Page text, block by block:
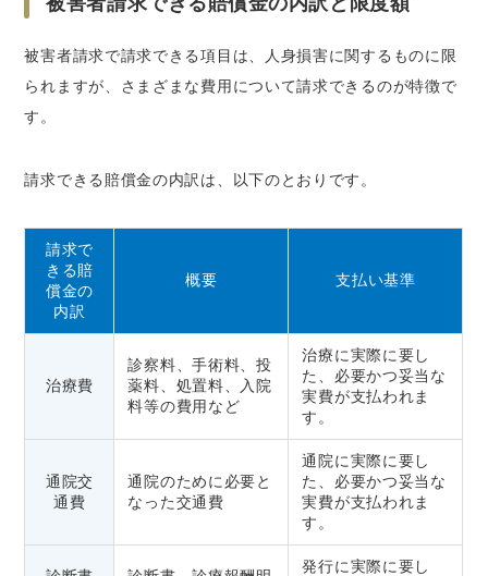
被害者請求で請求できる項目は、人身損害に関するものに限
られますが、さまざまな費用について請求できるのが特徴で
す。
請求できる賠償金の内訳は、以下のとおりです。
請求で
きる賠
償金の
内訳
概要 支払い基準
治療費
診察料、手術料、投
薬料、処置料、入院
料等の費用など
治療に実際に要し
た、必要かつ妥当な
実費が支払われま
す。
通院交
通費
通院のために必要と
なった交通費
通院に実際に要し
た、必要かつ妥当な
実費が支払われま
す。
発行に実際に要し